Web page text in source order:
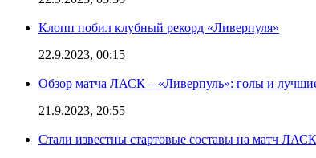
Клопп побил клубный рекорд «Ливерпуля»
22.9.2023, 00:15
Обзор матча ЛАСК – «Ливерпуль»: голы и
21.9.2023, 20:55
Стали известны стартовые составы на матч